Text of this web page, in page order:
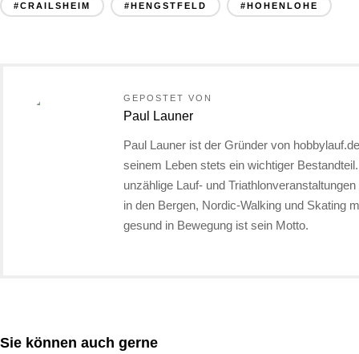
#CRAILSHEIM #HENGSTFELD #HOHENLOHE
GEPOSTET VON
Paul Launer
Paul Launer ist der Gründer von
seinem Leben stets ein wichtiger
unzählige Lauf- und
in den Bergen, Nordic-Walking und Skating
gesund in Bewegung ist sein Motto.
Sie können auch gerne